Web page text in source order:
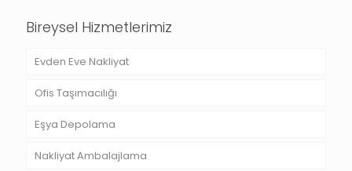
Bireysel Hizmetlerimiz
Evden Eve Nakliyat
Ofis Taşımacılığı
Eşya Depolama
Nakliyat Ambalajlama